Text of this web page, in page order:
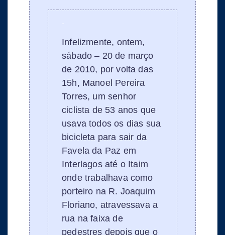
.
Infelizmente, ontem,
sábado – 20 de março
de 2010, por volta das
15h, Manoel Pereira
Torres, um senhor
ciclista de 53 anos que
usava todos os dias sua
bicicleta para sair da
Favela da Paz em
Interlagos até o Itaim
onde trabalhava como
porteiro na R. Joaquim
Floriano, atravessava a
rua na faixa de
pedestres depois que o